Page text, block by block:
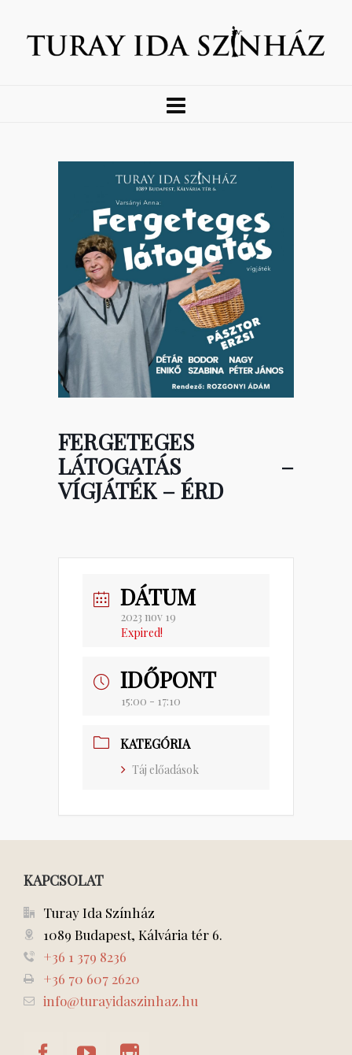
FERGETEGES
LÁTOGATÁS –
VÍGJÁTÉK – ÉRD
DÁTUM
2023 nov 19
Expired!
IDŐPONT
15:00 - 17:10
KATEGÓRIA
Táj előadások
KAPCSOLAT
Turay Ida Színház
1089 Budapest, Kálvária tér 6.
+36 1 379 8236
+36 70 607 2620
info@turayidaszinhaz.hu